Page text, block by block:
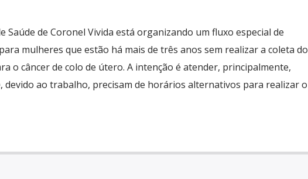
Saúde de Coronel Vivida está organizando um fluxo especial de
mulheres que estão há mais de três anos sem realizar a coleta do
o câncer de colo de útero. A intenção é atender, principalmente,
devido ao trabalho, precisam de horários alternativos para realizar o